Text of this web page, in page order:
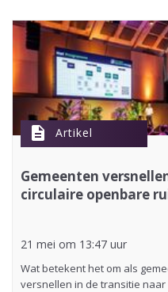
description Artikel
Gemeenten
circulaire openbare
21 mei om 13:47 uur
Wat betekent het om als
versnellen in de transitie